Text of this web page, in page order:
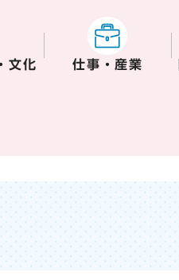
文化 仕事・産業